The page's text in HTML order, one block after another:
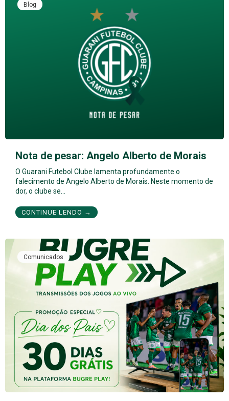
Blog
Nota de pesar: Angelo Alberto de Morais
O Guarani Futebol Clube lamenta profundamente o
falecimento de Angelo Alberto de Morais. Neste momento de
dor, o clube se…
CONTINUE LENDO →
Comunicados